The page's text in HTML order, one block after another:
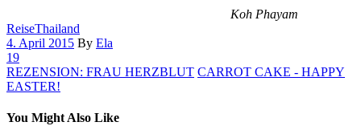
Koh Phayam
ReiseThailand
4. April 2015 By Ela
19
REZENSION: FRAU HERZBLUT CARROT CAKE - HAPPY
EASTER!
You Might Also Like